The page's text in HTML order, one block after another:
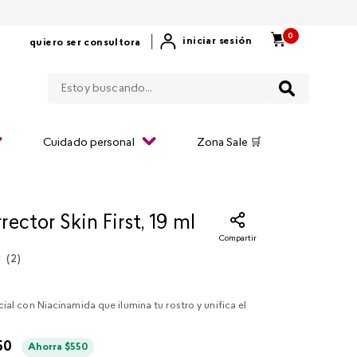
quiero ser consultora iniciar sesión
0
Cuidado personal Zona Sale 🛒
Skin First, 19 ml
Compartir
(2)
con Niacinamida que ilumina tu rostro y unifica el
Ahorra$550